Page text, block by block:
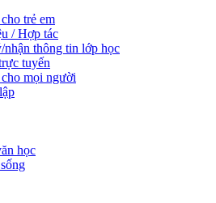
trẻ em
/ Hợp tác
thông tin lớp học
tuyến
mọi người
học